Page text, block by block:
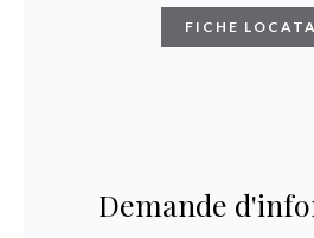
FICHE
Demande